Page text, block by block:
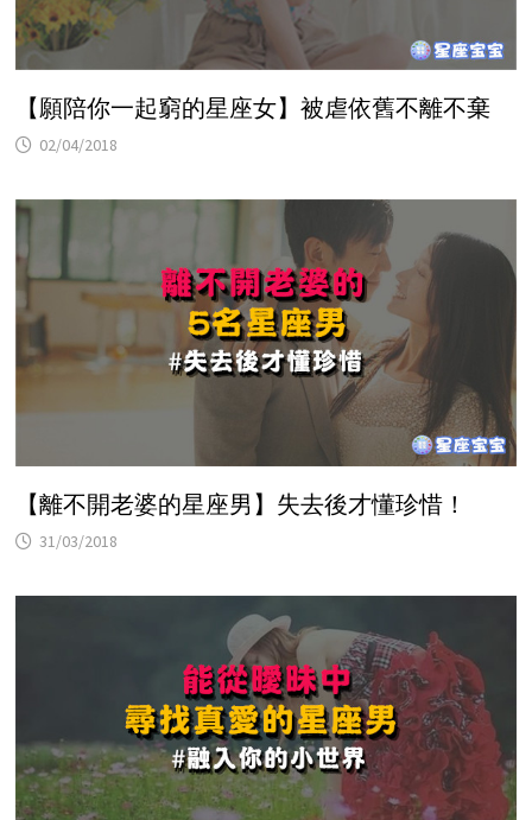
【願陪你一起窮的星座女】被虐依舊不離不棄
02/04/2018
【離不開老婆的星座男】失去後才懂珍惜！
31/03/2018